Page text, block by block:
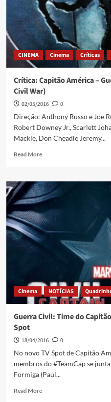
CINEMA Cinema Críticas
Crítica: Capitão América –
Civil War)
02/05/2016
0
Direção: Anthony Russo e Joe
Robert Downey Jr., Scarlett
Mackie, Don Cheadle Jeremy...
Read More
Cinema NOTÍCIAS
Guerra Civil: Time do
Spot
18/04/2016
0
No novo TV Spot de Capitão
membros do #TeamCap se
Formiga (Paul...
Read More